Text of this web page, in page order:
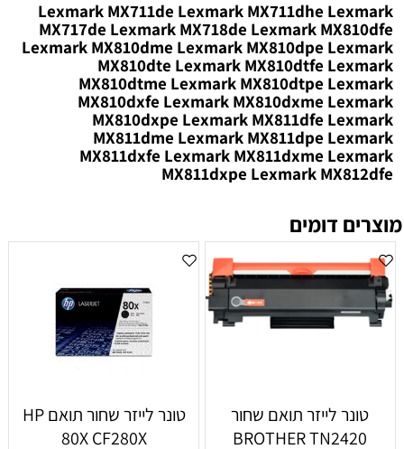
Lexmark MX711de Lexmark MX711dhe Lexmark
MX717de Lexmark MX718de Lexmark MX810dfe
Lexmark MX810dme Lexmark MX810dpe Lexmark
MX810dte Lexmark MX810dtfe Lexmark
MX810dtme Lexmark MX810dtpe Lexmark
MX810dxfe Lexmark MX810dxme Lexmark
MX810dxpe Lexmark MX811dfe Lexmark
MX811dme Lexmark MX811dpe Lexmark
MX811dxfe Lexmark MX811dxme Lexmark
MX811dxpe Lexmark MX812dfe
מוצרים דומים
טונר לייזר תואם שחור
BROTHER TN2420
טונר לייזר ‏שחור תואם HP
80X CF280X